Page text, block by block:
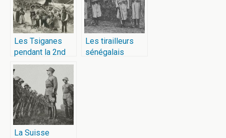
Les Tsiganes
pendant la 2nd
guerre mondiale
Les tirailleurs
sénégalais
La Suisse